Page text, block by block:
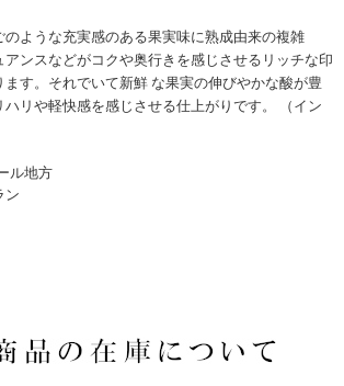
のような充実感のある果実味に熟成由来の複雑
ンスなどがコクや奥行きを感じさせるリッチな印
す。それでいて新鮮 な果実の伸びやかな酸が豊
リや軽快感を感じさせる仕上がりです。 （イン
ル地方
ン